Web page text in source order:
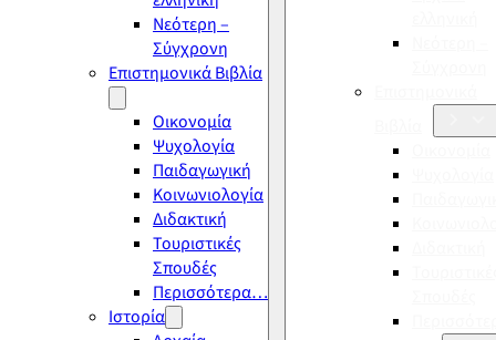
Νεότερη –
Σύγχρονη
Επιστημονικά Βιβλία
Οικονομία
Ψυχολογία
Παιδαγωγική
Κοινωνιολογία
Διδακτική
Τουριστικές
Σπουδές
Περισσότερα…
Ιστορία